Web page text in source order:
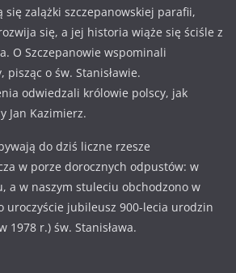
się zalążki szczepanowskiej parafii,
się, a jej historia wiąże się ściśle z
O Szczepanowie wspominali
o św. Stanisławie.
odwiedzali królowie polscy, jak
Jan Kazimierz.
do dziś liczne rzesze
w porze dorocznych odpustów: w
a w naszym stuleciu obchodzono w
uroczyście jubileusz 900-lecia urodzin
1978 r.) św. Stanisława.